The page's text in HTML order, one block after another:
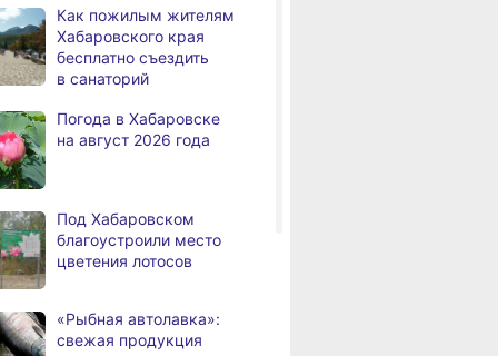
Хабаровского края
установился высокий класс
пожарной опасности
Хабаровского края
модернизировали 4G
возрождает
Дальневосточную студию
кинохроники
В команду крупного
издательского дома
Как пожилым жителям
Хабаровского края
бесплатно съездить
в санаторий
Погода в Хабаровске
на август 2026 года
Под Хабаровском
благоустроили место
цветения лотосов
«Рыбная автолавка»:
свежая продукция